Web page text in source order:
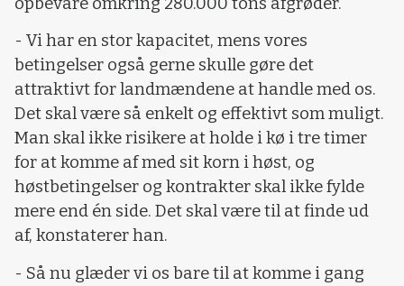
- Vi har en stor kapacitet, mens vores
betingelser også gerne skulle gøre det
attraktivt for landmændene at handle med os.
Det skal være så enkelt og effektivt som muligt.
Man skal ikke risikere at holde i kø i tre timer
for at komme af med sit korn i høst, og
høstbetingelser og kontrakter skal ikke fylde
mere end én side. Det skal være til at finde ud
af, konstaterer han.
- Så nu glæder vi os bare til at komme i gang